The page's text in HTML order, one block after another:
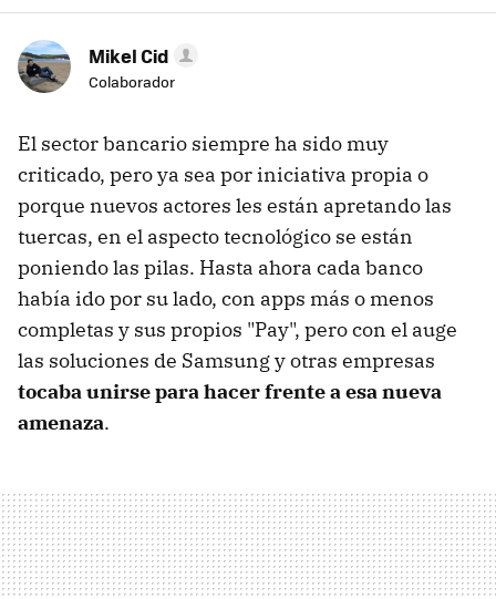
Mikel Cid
Colaborador
El sector bancario siempre ha sido muy
criticado, pero ya sea por iniciativa propia o
porque nuevos actores les están apretando las
tuercas, en el aspecto tecnológico se están
poniendo las pilas. Hasta ahora cada banco
había ido por su lado, con apps más o menos
completas y sus propios "Pay", pero con el auge
las soluciones de Samsung y otras empresas
tocaba unirse para hacer frente a esa nueva
amenaza.